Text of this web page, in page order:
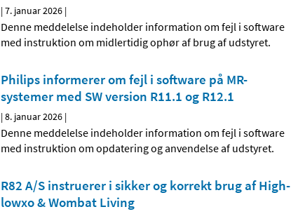
|7. januar 2026 |
Denne meddelelse indeholder information om fejl i software
med instruktion om midlertidig ophør af brug af udstyret.
Philips informerer om fejl i software på MR-
systemer med SW version R11.1 og R12.1
|8. januar 2026 |
Denne meddelelse indeholder information om fejl i software
med instruktion om opdatering og anvendelse af udstyret.
R82 A/S instruerer i sikker og korrekt brug af High-
lowxo & Wombat Living